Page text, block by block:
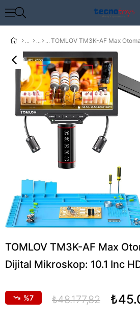
TOMLOV TM3K-AF Max
Dijital Mikroskop: 10.1 Inc
7 ₺48.177,82